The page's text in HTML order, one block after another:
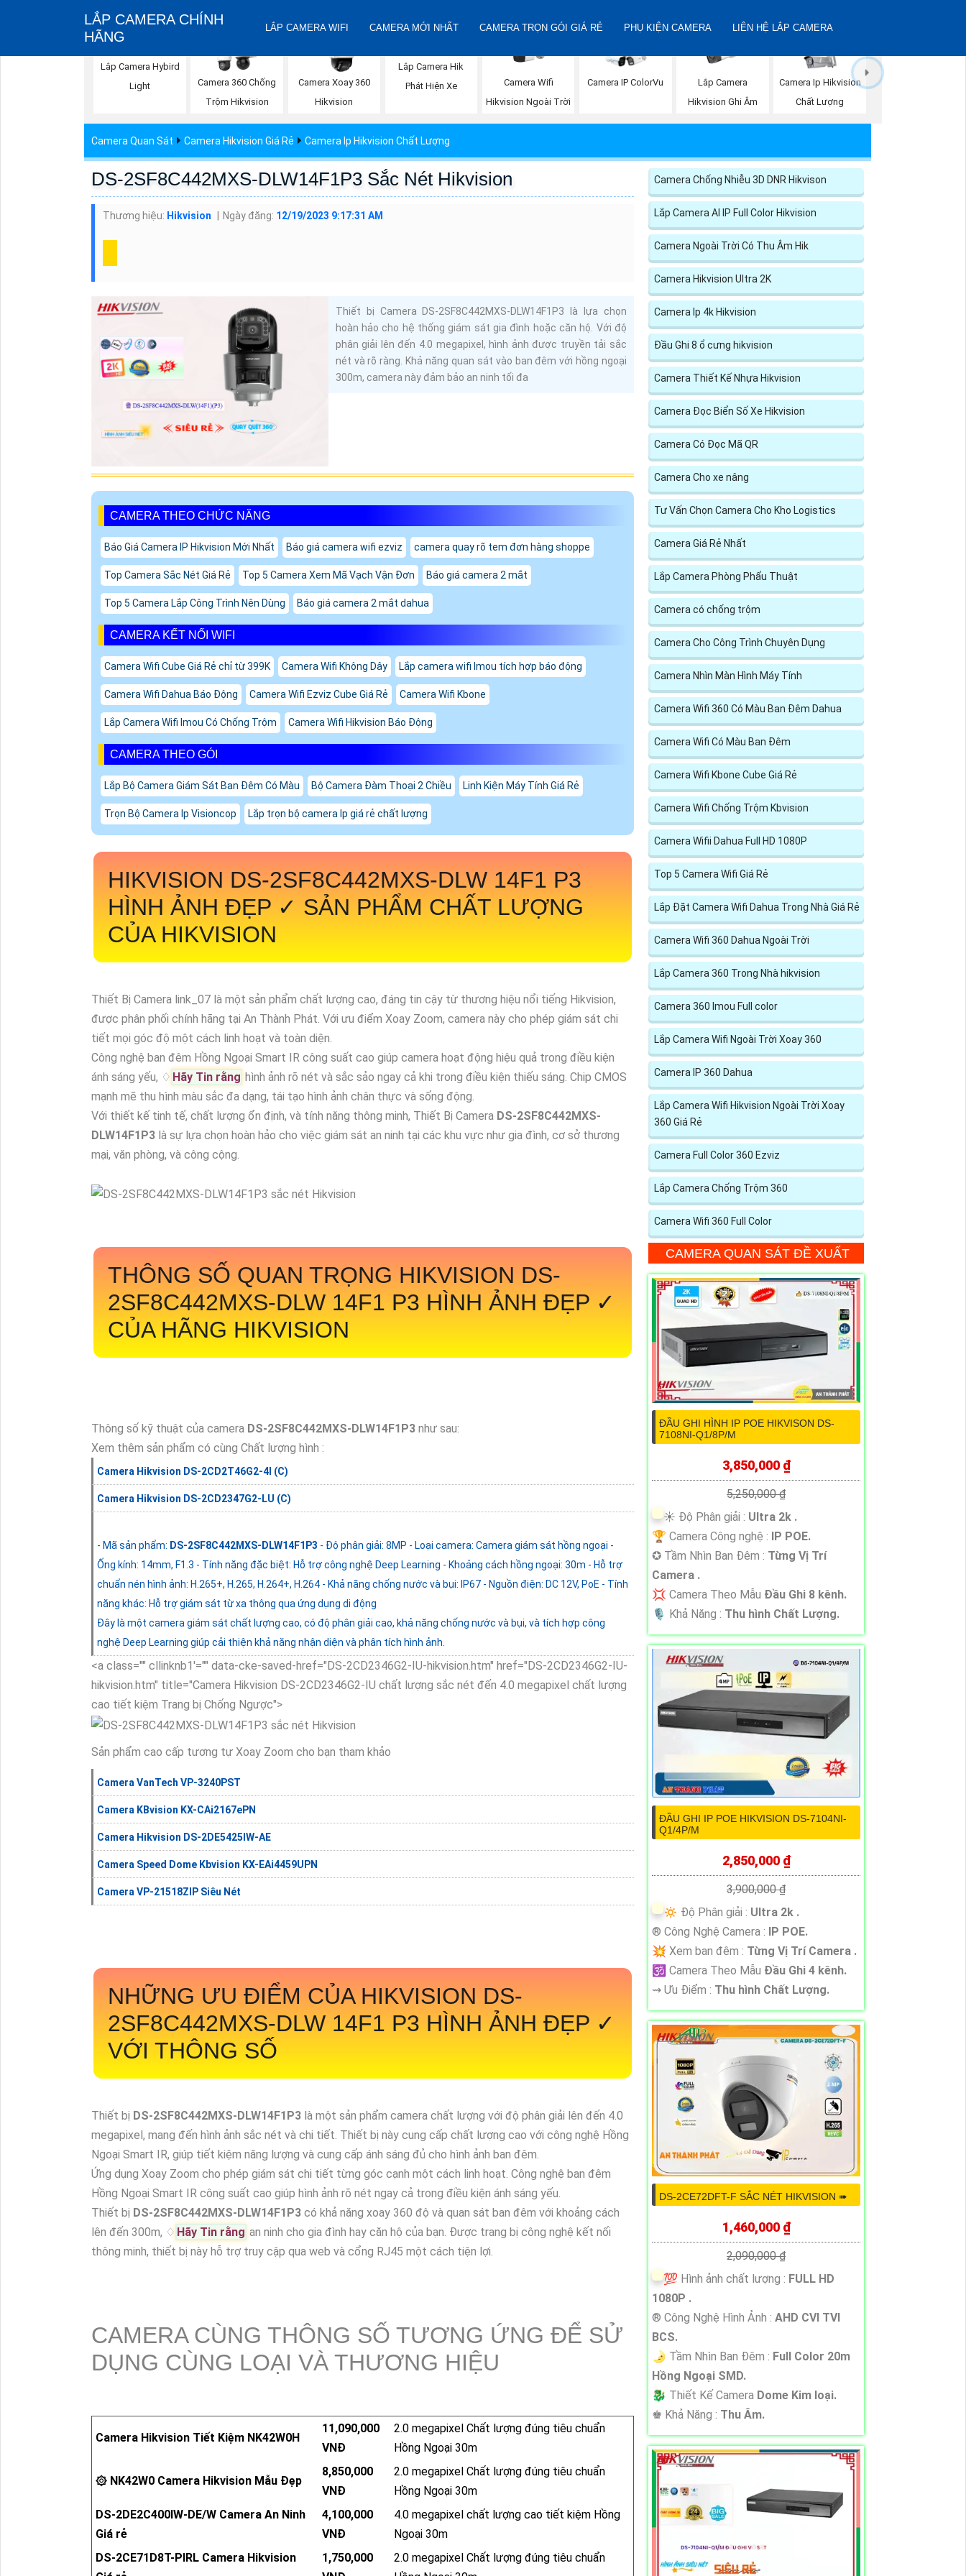
LẮP CAMERA CHÍNH
HÃNG
LẮP CAMERA WIFI CAMERA MỚI NHẤT CAMERA TRỌN GÓI GIÁ RẺ PHỤ KIỆN CAMERA LIÊN HỆ LẮP CAMERA
Lắp Camera Hybird
Light
Camera 360 Chống
Trộm Hikvision
Camera Xoay 360
Hikvision
Lắp Camera Hik
Phát Hiện Xe
Camera Wifi
Hikvision Ngoài Trời
Camera IP ColorVu
Lắp Camera
Hikvision Ghi Âm
Camera Ip Hikvision
Chất Lượng
Camera Quan Sát Camera Hikvision Giá Rẻ Camera Ip Hikvision Chất Lượng
DS-2SF8C442MXS-DLW14F1P3 Sắc Nét Hikvision
Thương hiệu: Hikvision Ngày đăng: 12/19/2023 9:17:31 AM
Thiết bị Camera DS-2SF8C442MXS-DLW14F1P3 là lựa chọn
hoàn hảo cho hệ thống giám sát gia đình hoặc căn hộ. Với độ
phân giải lên đến 4.0 megapixel, hình ảnh được truyền tải sắc
nét và rõ ràng. Khả năng quan sát vào ban đêm với hồng ngoại
300m, camera này đảm bảo an ninh tối đa
CAMERA THEO CHỨC NĂNG
Báo Giá Camera IP Hikvision Mới Nhất Báo giá camera wifi ezviz camera quay rõ tem đơn hàng shoppe
Top Camera Sắc Nét Giá Rẻ Top 5 Camera Xem Mã Vạch Vận Đơn Báo giá camera 2 mắt
Top 5 Camera Lắp Công Trình Nên Dùng Báo giá camera 2 mắt dahua
CAMERA KẾT NỐI WIFI
Camera Wifi Cube Giá Rẻ chỉ từ 399K Camera Wifi Không Dây Lắp camera wifi Imou tích hợp báo động
Camera Wifi Dahua Báo Động Camera Wifi Ezviz Cube Giá Rẻ Camera Wifi Kbone
Lắp Camera Wifi Imou Có Chống Trộm Camera Wifi Hikvision Báo Động
CAMERA THEO GÓI
Lắp Bộ Camera Giám Sát Ban Đêm Có Màu Bộ Camera Đàm Thoại 2 Chiều Linh Kiện Máy Tính Giá Rẻ
Trọn Bộ Camera Ip Visioncop Lắp trọn bộ camera Ip giá rẻ chất lượng
HIKVISION DS-2SF8C442MXS-DLW 14F1 P3
HÌNH ẢNH ĐẸP ✓ SẢN PHẨM CHẤT LƯỢNG
CỦA HIKVISION
Thiết Bị Camera link_07 là một sản phẩm chất lượng cao, đáng tin cậy từ thương hiệu nổi tiếng Hikvision,
được phân phối chính hãng tại An Thành Phát. Với ưu điểm Xoay Zoom, camera này cho phép giám sát chi
tiết mọi góc độ một cách linh hoạt và toàn diện.
Công nghệ ban đêm Hồng Ngoại Smart IR công suất cao giúp camera hoạt động hiệu quả trong điều kiện
ánh sáng yếu, ♢ Hãy Tin rằng hình ảnh rõ nét và sắc sảo ngay cả khi trong điều kiện thiếu sáng. Chip CMOS
mạnh mẽ thu hình màu sắc đa dạng, tái tạo hình ảnh chân thực và sống động.
Với thiết kế tinh tế, chất lượng ổn định, và tính năng thông minh, Thiết Bị Camera DS-2SF8C442MXS-
DLW14F1P3 là sự lựa chọn hoàn hảo cho việc giám sát an ninh tại các khu vực như gia đình, cơ sở thương
mại, văn phòng, và công cộng.
THÔNG SỐ QUAN TRỌNG HIKVISION DS-
2SF8C442MXS-DLW 14F1 P3 HÌNH ẢNH ĐẸP ✓
CỦA HÃNG HIKVISION
Thông số kỹ thuật của camera DS-2SF8C442MXS-DLW14F1P3 như sau:
Xem thêm sản phẩm có cùng Chất lượng hình :
Camera Hikvision DS-2CD2T46G2-4I (C)
Camera Hikvision DS-2CD2347G2-LU (C)
- Mã sản phẩm: DS-2SF8C442MXS-DLW14F1P3 - Độ phân giải: 8MP - Loại camera: Camera giám sát hồng ngoại -
Ống kính: 14mm, F1.3 - Tính năng đặc biệt: Hỗ trợ công nghệ Deep Learning - Khoảng cách hồng ngoại: 30m - Hỗ trợ
chuẩn nén hình ảnh: H.265+, H.265, H.264+, H.264 - Khả năng chống nước và bụi: IP67 - Nguồn điện: DC 12V, PoE - Tính
năng khác: Hỗ trợ giám sát từ xa thông qua ứng dụng di động
Đây là một camera giám sát chất lượng cao, có độ phân giải cao, khả năng chống nước và bụi, và tích hợp công
nghệ Deep Learning giúp cải thiện khả năng nhận diện và phân tích hình ảnh.
<a class="" cllinknb1'="" data-cke-saved-href="DS-2CD2346G2-IU-hikvision.htm" href="DS-2CD2346G2-IU-
hikvision.htm" title="Camera Hikvision DS-2CD2346G2-IU chất lượng sắc nét đến 4.0 megapixel chất lượng
cao tiết kiệm Trang bị Chống Ngược">
Sản phẩm cao cấp tương tự Xoay Zoom cho bạn tham khảo
Camera VanTech VP-3240PST
Camera KBvision KX-CAi2167ePN
Camera Hikvision DS-2DE5425IW-AE
Camera Speed Dome Kbvision KX-EAi4459UPN
Camera VP-21518ZIP Siêu Nét
NHỮNG ƯU ĐIỂM CỦA HIKVISION DS-
2SF8C442MXS-DLW 14F1 P3 HÌNH ẢNH ĐẸP ✓
VỚI THÔNG SỐ
Thiết bị DS-2SF8C442MXS-DLW14F1P3 là một sản phẩm camera chất lượng với độ phân giải lên đến 4.0
megapixel, mang đến hình ảnh sắc nét và chi tiết. Thiết bị này cung cấp chất lượng cao với công nghệ Hồng
Ngoại Smart IR, giúp tiết kiệm năng lượng và cung cấp ánh sáng đủ cho hình ảnh ban đêm.
Ứng dụng Xoay Zoom cho phép giám sát chi tiết từng góc cạnh một cách linh hoạt. Công nghệ ban đêm
Hồng Ngoại Smart IR công suất cao giúp hình ảnh rõ nét ngay cả trong điều kiện ánh sáng yếu.
Thiết bị DS-2SF8C442MXS-DLW14F1P3 có khả năng xoay 360 độ và quan sát ban đêm với khoảng cách
lên đến 300m, ♢ Hãy Tin rằng an ninh cho gia đình hay căn hộ của bạn. Được trang bị công nghệ kết nối
thông minh, thiết bị này hỗ trợ truy cập qua web và cổng RJ45 một cách tiện lợi.
CAMERA CÙNG THÔNG SỐ TƯƠNG ỨNG ĐỂ SỬ
DỤNG CÙNG LOẠI VÀ THƯƠNG HIỆU
Camera Hikvision Tiết Kiệm NK42W0H
11,090,000
VNĐ
2.0 megapixel Chất lượng đúng tiêu chuẩn
Hồng Ngoại 30m
۞ NK42W0 Camera Hikvision Mẫu Đẹp
8,850,000
VNĐ
2.0 megapixel Chất lượng đúng tiêu chuẩn
Hồng Ngoại 30m
DS-2DE2C400IW-DE/W Camera An Ninh
Giá rẻ
4,100,000
VNĐ
4.0 megapixel chất lượng cao tiết kiệm Hồng
Ngoại 30m
DS-2CE71D8T-PIRL Camera Hikvision
1,750,000
2.0 megapixel Chất lượng đúng tiêu chuẩn
Camera Chống Nhiễu 3D DNR Hikvison
Lắp Camera AI IP Full Color Hikvision
Camera Ngoài Trời Có Thu Âm Hik
Camera Hikvision Ultra 2K
Camera Ip 4k Hikvision
Đầu Ghi 8 ổ cưng hikvision
Camera Thiết Kế Nhựa Hikvision
Camera Đọc Biển Số Xe Hikvision
Camera Có Đọc Mã QR
Camera Cho xe nâng
Tư Vấn Chọn Camera Cho Kho Logistics
Camera Giá Rẻ Nhất
Lắp Camera Phòng Phẩu Thuật
Camera có chống trộm
Camera Cho Công Trình Chuyên Dụng
Camera Nhìn Màn Hình Máy Tính
Camera Wifi 360 Có Màu Ban Đêm Dahua
Camera Wifi Có Màu Ban Đêm
Camera Wifi Kbone Cube Giá Rẻ
Camera Wifi Chống Trộm Kbvision
Camera Wifii Dahua Full HD 1080P
Top 5 Camera Wifi Giá Rẻ
Lắp Đặt Camera Wifi Dahua Trong Nhà Giá Rẻ
Camera Wifi 360 Dahua Ngoài Trời
Lắp Camera 360 Trong Nhà hikvision
Camera 360 Imou Full color
Lắp Camera Wifi Ngoài Trời Xoay 360
Camera IP 360 Dahua
Lắp Camera Wifi Hikvision Ngoài Trời Xoay
360 Giá Rẻ
Camera Full Color 360 Ezviz
Lắp Camera Chống Trộm 360
Camera Wifi 360 Full Color
CAMERA QUAN SÁT ĐỀ XUẤT
ĐẦU GHI HÌNH IP POE HIKVISON DS-
7108NI-Q1/8P/M
3,850,000 ₫
5,250,000 ₫
☀️ Độ Phân giải : Ultra 2k .
🏆 Camera Công nghệ : IP POE.
✪ Tầm Nhìn Ban Đêm : Từng Vị Trí
Camera .
💢 Camera Theo Mẫu Đầu Ghi 8 kênh.
️🎙 Khả Năng : Thu hình Chất Lượng.
ĐẦU GHI IP POE HIKVISION DS-7104NI-
Q1/4P/M
2,850,000 ₫
3,900,000 ₫
🔅 Độ Phân giải : Ultra 2k .
®️ Công Nghệ Camera : IP POE.
💥 Xem ban đêm : Từng Vị Trí Camera .
🕉️ Camera Theo Mẫu Đầu Ghi 4 kênh.
️⇝ Ưu Điểm : Thu hình Chất Lượng.
DS-2CE72DFT-F SẮC NÉT HIKVISION ➠
1,460,000 ₫
2,090,000 ₫
💯 Hình ảnh chất lượng : FULL HD
1080P .
®️ Công Nghệ Hình Ảnh : AHD CVI TVI
BCS.
🌛 Tầm Nhìn Ban Đêm : Full Color 20m
Hồng Ngoại SMD.
🐉️ Thiết Kế Camera Dome Kim loại.
️♚ Khả Năng : Thu Âm.